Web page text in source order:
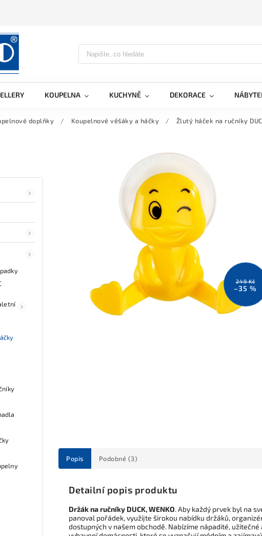
KOUPELNA KUCHYNĚ DEKORACE
doplňky / Koupelnové věšáky a háčky / Žlutý háček na ručníky
249 Kč
–35 %
Popis Podobné (3)
Detailní popis produktu
Držák na ručníky DUCK, WENKO. Aby každý prvek byl na
panoval pořádek, využijte širokou nabídku držáků,
dostupných v našem obchodě. Nabízíme nápadité,